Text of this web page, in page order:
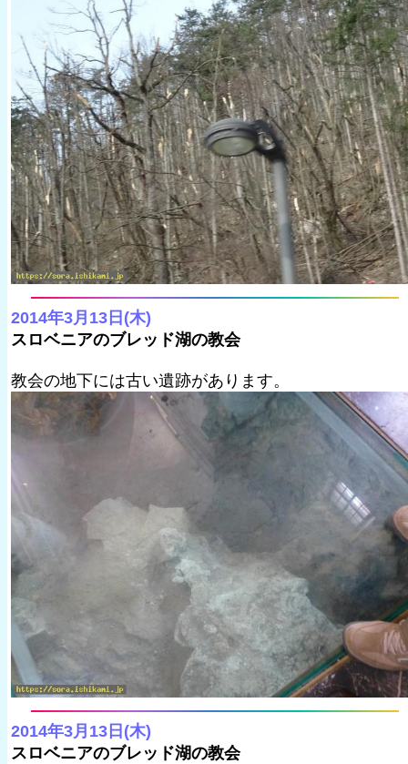
2014年3月13日(木)
スロベニアのブレッド湖の教会
教会の地下には古い遺跡があります。
2014年3月13日(木)
スロベニアのブレッド湖の教会